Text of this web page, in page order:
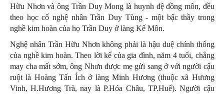
Hữu Nhơn và ông Trần Duy Mong là huynh đệ đồng môn, đều
theo học cố nghệ nhân Trần Duy Tùng - một bậc thầy trong
nghề kim hoàn của họ Trần Duy ở làng Kế Môn.
Nghệ nhân Trần Hữu Nhơn không phải là hậu duệ chính thống
của nghề kim hoàn. Theo lời kể của gia đình, năm 4 tuổi, chẳng
may cha mất sớm, ông Nhơn được mẹ gửi sang ở với người cậu
ruột là Hoàng Tấn Ích ở làng Minh Hương (thuộc xã Hương
Vinh, H.Hương Trà, nay là P.Hóa Châu, TP.Huế). Người cậu